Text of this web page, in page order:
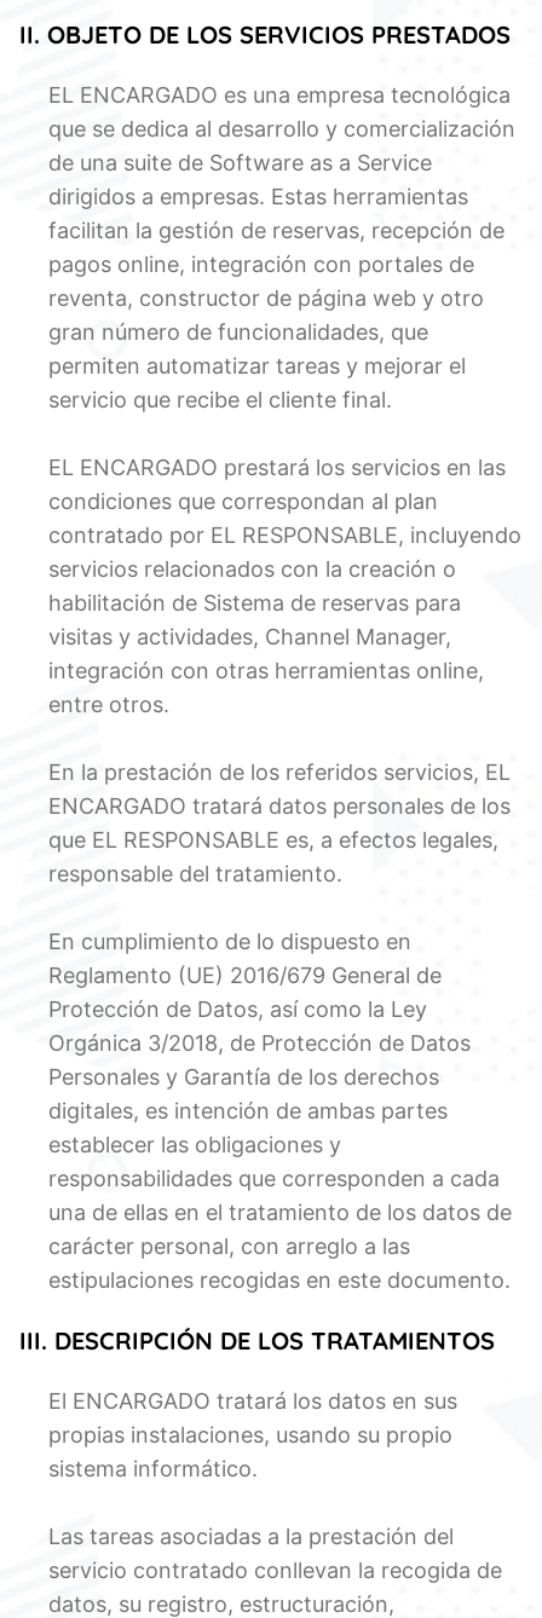
II. OBJETO DE LOS SERVICIOS PRESTADOS
EL ENCARGADO es una empresa tecnológica
que se dedica al desarrollo y comercialización
de una suite de Software as a Service
dirigidos a empresas. Estas herramientas
facilitan la gestión de reservas, recepción de
pagos online, integración con portales de
reventa, constructor de página web y otro
gran número de funcionalidades, que
permiten automatizar tareas y mejorar el
servicio que recibe el cliente final.
EL ENCARGADO prestará los servicios en las
condiciones que correspondan al plan
contratado por EL RESPONSABLE, incluyendo
servicios relacionados con la creación o
habilitación de Sistema de reservas para
visitas y actividades, Channel Manager,
integración con otras herramientas online,
entre otros.
En la prestación de los referidos servicios, EL
ENCARGADO tratará datos personales de los
que EL RESPONSABLE es, a efectos legales,
responsable del tratamiento.
En cumplimiento de lo dispuesto en
Reglamento (UE) 2016/679 General de
Protección de Datos, así como la Ley
Orgánica 3/2018, de Protección de Datos
Personales y Garantía de los derechos
digitales, es intención de ambas partes
establecer las obligaciones y
responsabilidades que corresponden a cada
una de ellas en el tratamiento de los datos de
carácter personal, con arreglo a las
estipulaciones recogidas en este documento.
III. DESCRIPCIÓN DE LOS TRATAMIENTOS
El ENCARGADO tratará los datos en sus
propias instalaciones, usando su propio
sistema informático.
Las tareas asociadas a la prestación del
servicio contratado conllevan la recogida de
datos, su registro, estructuración,